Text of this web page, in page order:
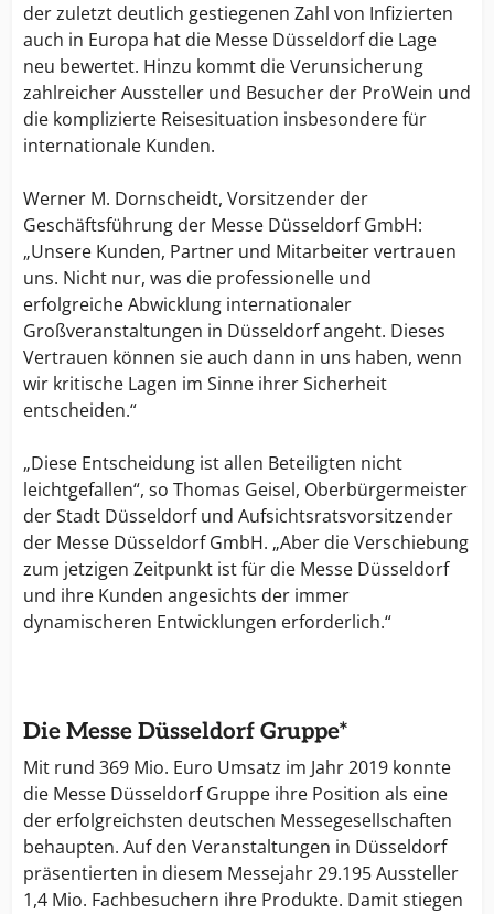
der zuletzt deutlich gestiegenen Zahl von Infizierten
auch in Europa hat die Messe Düsseldorf die Lage
neu bewertet. Hinzu kommt die Verunsicherung
zahlreicher Aussteller und Besucher der ProWein und
die komplizierte Reisesituation insbesondere für
internationale Kunden.
Werner M. Dornscheidt, Vorsitzender der
Geschäftsführung der Messe Düsseldorf GmbH:
„Unsere Kunden, Partner und Mitarbeiter vertrauen
uns. Nicht nur, was die professionelle und
erfolgreiche Abwicklung internationaler
Großveranstaltungen in Düsseldorf angeht. Dieses
Vertrauen können sie auch dann in uns haben, wenn
wir kritische Lagen im Sinne ihrer Sicherheit
entscheiden.“
„Diese Entscheidung ist allen Beteiligten nicht
leichtgefallen“, so Thomas Geisel, Oberbürgermeister
der Stadt Düsseldorf und Aufsichtsratsvorsitzender
der Messe Düsseldorf GmbH. „Aber die Verschiebung
zum jetzigen Zeitpunkt ist für die Messe Düsseldorf
und ihre Kunden angesichts der immer
dynamischeren Entwicklungen erforderlich.“
Die Messe Düsseldorf Gruppe*
Mit rund 369 Mio. Euro Umsatz im Jahr 2019 konnte
die Messe Düsseldorf Gruppe ihre Position als eine
der erfolgreichsten deutschen Messegesellschaften
behaupten. Auf den Veranstaltungen in Düsseldorf
präsentierten in diesem Messejahr 29.195 Aussteller
1,4 Mio. Fachbesuchern ihre Produkte. Damit stiegen